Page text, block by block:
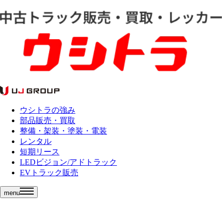
ウシトラの強み
部品販売・買取
整備・架装・塗装・電装
レンタル
短期リース
LEDビジョン/アドトラック
EVトラック販売
menu